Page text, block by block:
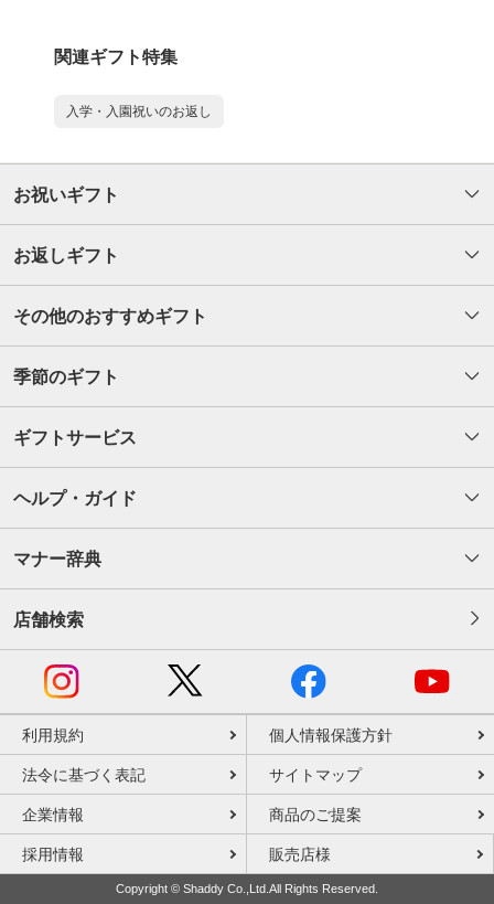
関連ギフト特集
入学・入園祝いのお返し
お祝いギフト
お返しギフト
その他のおすすめギフト
季節のギフト
ギフトサービス
ヘルプ・ガイド
マナー辞典
店舗検索
利用規約 個人情報保護方針
法令に基づく表記 サイトマップ
企業情報 商品のご提案
採用情報 販売店様
Copyright © Shaddy Co.,Ltd.All Rights Reserved.